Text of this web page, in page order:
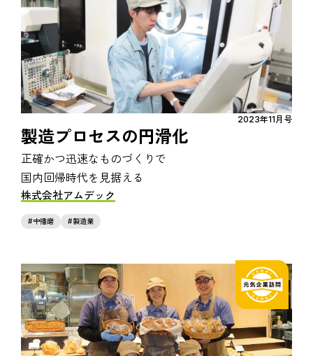
2023年11月号
製造プロセスの円滑化
正確かつ迅速なものづくりで
国内回帰時代を見据える
株式会社アムデック
中播磨 製造業